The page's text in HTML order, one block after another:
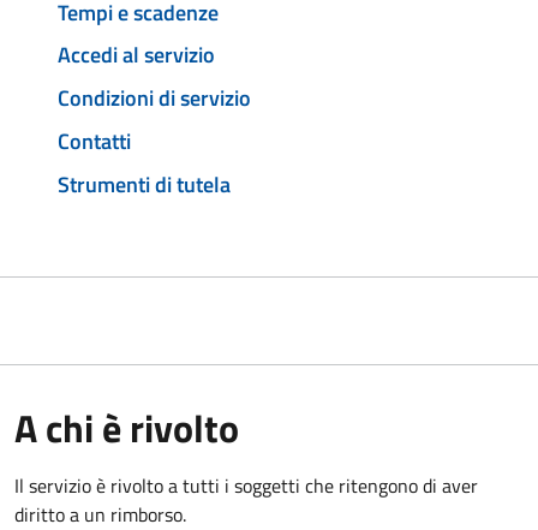
Tempi e scadenze
Accedi al servizio
Condizioni di servizio
Contatti
Strumenti di tutela
A chi è rivolto
Il servizio è rivolto a tutti i soggetti che ritengono di aver
diritto a un rimborso.